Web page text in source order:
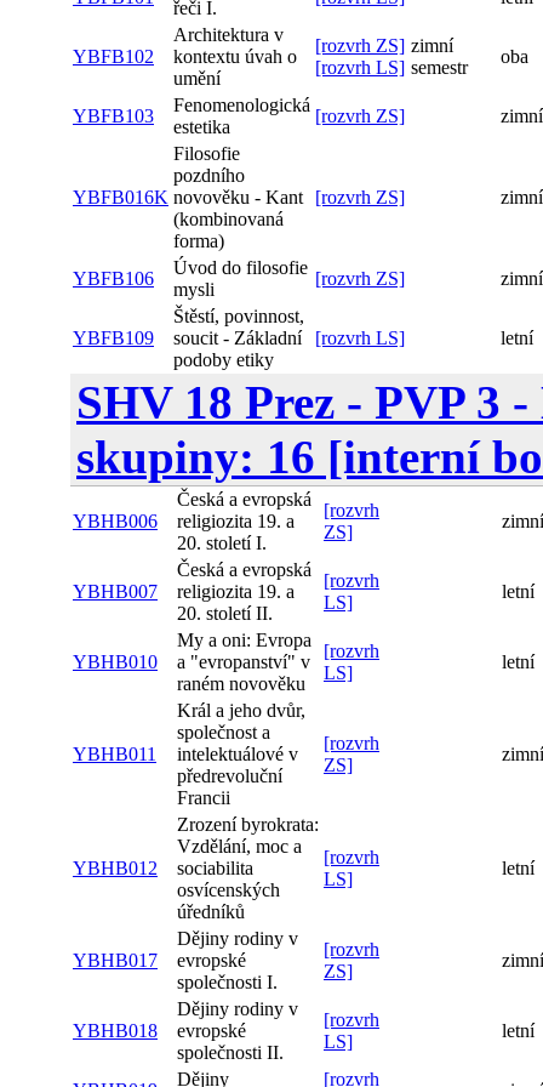
řeči I.
YBFB102
Architektura v
kontextu úvah o
umění
[rozvrh ZS]
[rozvrh LS]
zimní
semestr
oba
YBFB103
Fenomenologická
estetika
[rozvrh ZS] zimní
YBFB016K
Filosofie
pozdního
novověku - Kant
(kombinovaná
forma)
[rozvrh ZS] zimní
YBFB106
Úvod do filosofie
mysli
[rozvrh ZS] zimní
YBFB109
Štěstí, povinnost,
soucit - Základní
podoby etiky
[rozvrh LS] letní
SHV 18 Prez - PVP 3
skupiny: 16 [interní
YBHB006
Česká a evropská
religiozita 19. a
20. století I.
[rozvrh
ZS]
zimní
YBHB007
Česká a evropská
religiozita 19. a
20. století II.
[rozvrh
LS]
letní
YBHB010
My a oni: Evropa
a "evropanství" v
raném novověku
[rozvrh
LS]
letní
YBHB011
Král a jeho dvůr,
společnost a
intelektuálové v
předrevoluční
Francii
[rozvrh
ZS]
zimní
YBHB012
Zrození byrokrata:
Vzdělání, moc a
sociabilita
osvícenských
úředníků
[rozvrh
LS]
letní
YBHB017
Dějiny rodiny v
evropské
společnosti I.
[rozvrh
ZS]
zimní
YBHB018
Dějiny rodiny v
evropské
společnosti II.
[rozvrh
LS]
letní
Dějiny [rozvrh